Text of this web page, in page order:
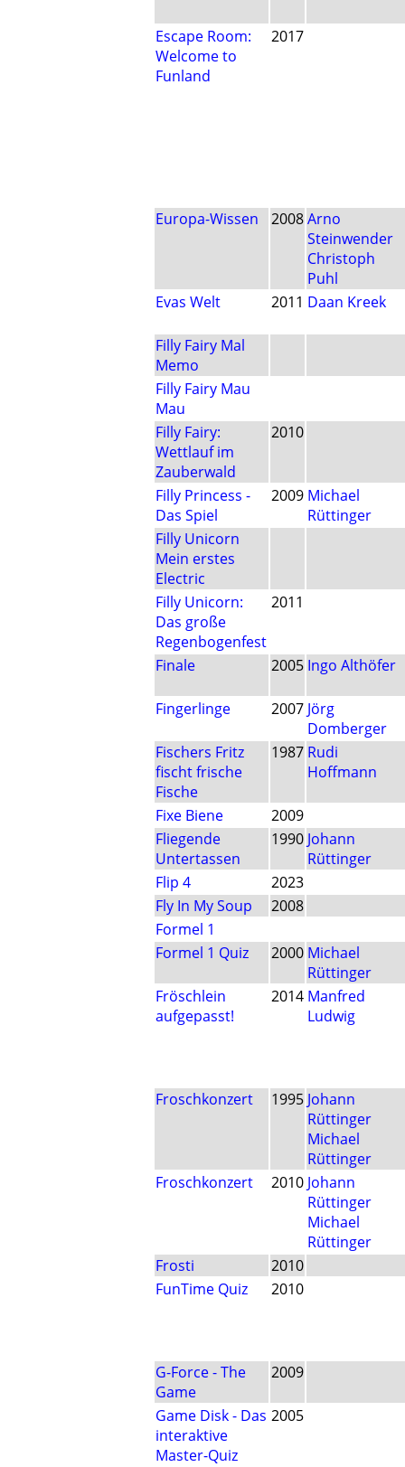
Escape Room:
Welcome to
Funland
2017
Europa-Wissen 2008Arno
Steinwender
Christoph
Puhl
Evas Welt
2011 Daan Kreek
Filly Fairy Mal
Memo
Filly Fairy Mau
Mau
Filly Fairy:
Wettlauf im
Zauberwald
2010
Filly Princess -
Das Spiel
2009 Michael
Rüttinger
Filly Unicorn
Mein erstes
Electric
Filly Unicorn:
Das große
Regenbogenfest
2011
Finale 2005 Ingo Althöfer
Fingerlinge 2007 Jörg
Domberger
Fischers Fritz
fischt frische
Fische
1987 Rudi
Hoffmann
Fixe Biene
2009
Fliegende
Untertassen
1990 Johann
Rüttinger
Flip 4
2023
Fly In My Soup
2008
Formel 1
Formel 1 Quiz
2000 Michael
Rüttinger
Fröschlein
aufgepasst!
2014 Manfred
Ludwig
Froschkonzert 1995 Johann
Rüttinger
Michael
Rüttinger
Froschkonzert
2010 Johann
Rüttinger
Michael
Rüttinger
Frosti
2010
FunTime Quiz
2010
G-Force - The
Game
2009
Game Disk - Das
interaktive
Master-Quiz
2005